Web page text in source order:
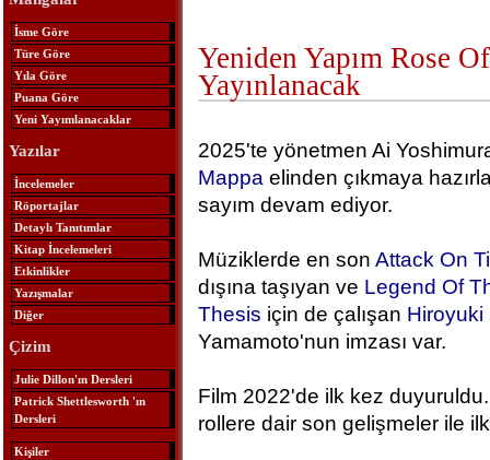
İsme Göre
Türe Göre
Yıla Göre
Puana Göre
Yeni Yayımlanacaklar
Yazılar
İncelemeler
Röportajlar
Detaylı Tanıtımlar
Kitap İncelemeleri
Etkinlikler
Yazışmalar
Diğer
Çizim
Julie Dillon'ın Dersleri
Patrick Shettlesworth 'ın
Dersleri
Kişiler
Yeniden Yapım Rose
Yayınlanacak
2025'te yönetmen Ai
Mappa elinden çıkmaya
sayım devam ediyor.
Müziklerde en son Attack On
dışına taşıyan ve Legend Of
Thesis için de çalışan Hiroyuki
Yamamoto'nun imzası var.
Film 2022'de ilk kez
rollere dair son gelişmeler ile ilk